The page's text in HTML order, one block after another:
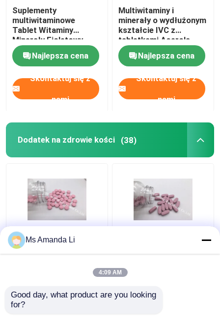
Dodatek na zdrowie kości
Ziołowy suplement diety
Dodatki do wsparcia energetycznego
Suplementy diety sportowej
Wegetariańskie kapsułki
Suplementy oleju rybnego
Suplementy układu nerwowego
Suplementy
multiwitaminowe
Tablet Witaminy
Minerały Fioletowy
Czerwony Kolorowy
MT9GNajlepsza cena
Skontaktuj się z
nami
Multiwitaminy i
minerały o wydłużonym
kształcie IVC z
tabletkami Acerola
MT92
Najlepsza cena
Skontaktuj się z
nami
Dodatek na zdrowie kości (38)
Dental Health Sunshine
Bone Vitamins
krwawienie BT7N
Ms Amanda Li
4:09 AM
Good day, what product are you looking
for?